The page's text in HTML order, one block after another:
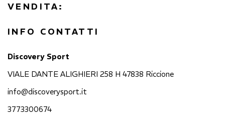
VENDITA:
INFO CONTATTI
Discovery Sport
VIALE DANTE ALIGHIERI 258 H 47838 Riccione
info@discoverysport.it
3773300674